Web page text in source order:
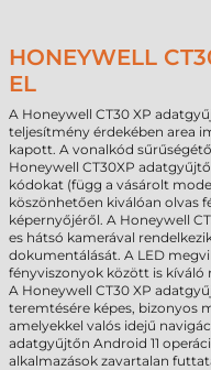
HONEYWELL
EL
A Honeywell CT30 XP
teljesítmény érdekében area
kapott. A vonalkód
Honeywell CT30XP
kódokat (függ a vásárolt
köszönhetően kiválóan olvas
képernyőjéről. A Honeywell
es hátsó kamerával
dokumentálását. A LED
fényviszonyok között is kíváló
A Honeywell CT30 XP
teremtésére képes, bizonyos
amelyekkel valós idejű
adatgyűjtőn Android 11
alkalmazások zavartalan